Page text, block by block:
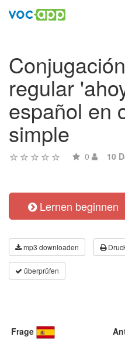
regular
español en
simple
0 10
Lernen beginnen
mp3 downloaden
überprüfen
Frage